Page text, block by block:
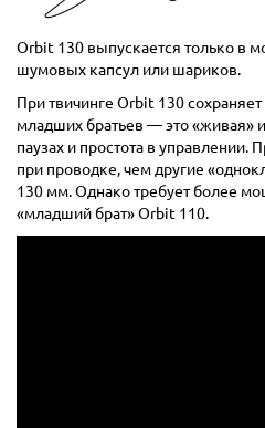
Orbit 130 выпускается только в
шумовых капсул или шариков.
При твичинге Orbit 130
младших братьев — это «живая»
паузах и простота в управлении.
при проводке, чем другие
130 мм. Однако требует более
«младший брат» Orbit 110.